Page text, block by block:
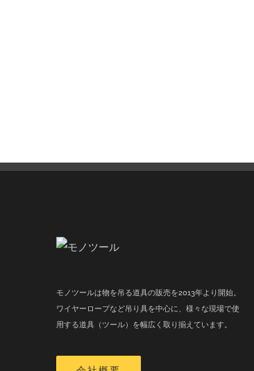
モノツールは物を吊る道具の販売を2013年より開始。
ワイヤーロープなど吊り具を中心に、様々な現場で使
用する道具（ツール）を幅広く取り揃えています。